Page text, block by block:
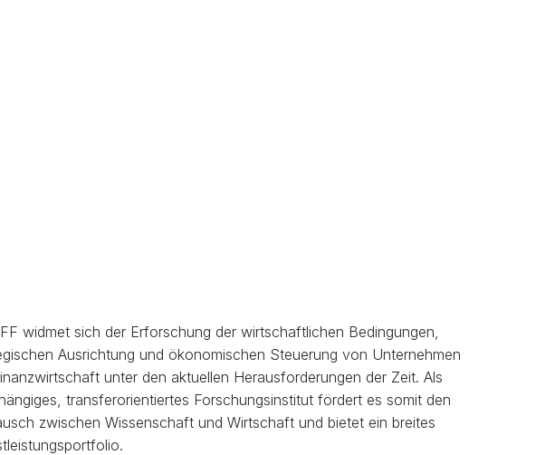
widmet sich der Erforschung der wirtschaftlichen Bedingungen,
Ausrichtung und ökonomischen Steuerung von Unternehmen
unter den aktuellen Herausforderungen der Zeit. Als
transferorientiertes Forschungsinstitut fördert es somit den
zwischen Wissenschaft und Wirtschaft und bietet ein breites